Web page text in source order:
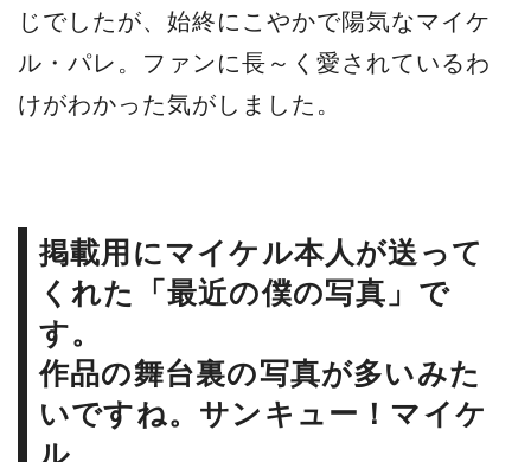
じでしたが、始終にこやかで陽気なマイケ
ル・パレ。ファンに長～く愛されているわ
けがわかった気がしました。
掲載用にマイケル本人が送って
くれた「最近の僕の写真」で
す。
作品の舞台裏の写真が多いみた
いですね。サンキュー！マイケ
ル